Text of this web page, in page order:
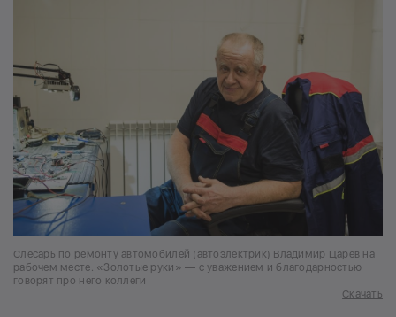
Слесарь по ремонту автомобилей (автоэлектрик) Владимир Царев на
рабочем месте. «Золотые руки» — с уважением и благодарностью
говорят про него коллеги
Скачать